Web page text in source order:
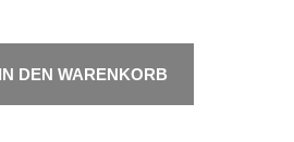
a
IN DEN WARENKORB